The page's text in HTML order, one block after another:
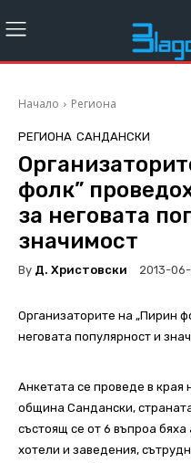
Начало Региона
РЕГИОНА САНДАНСКИ
фолк”
за неговата
значимост
By Д. Христовски 2013-06-
Организаторите на „Пирин
неговата популярност и
Анкетата се проведе в края
община Сандански,
състоящ се от 6 въпроа
хотели и заведения,